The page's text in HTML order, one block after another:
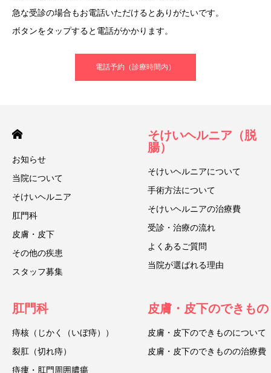
急な受診の場合もお電話いただけるとありがたいです。
ボタンをタップすると電話がかかります。
電話予約（診療時間内）
お知らせ
当院について
そけいヘルニア
肛門科
皮膚・皮下
その他の疾患
スタッフ募集
そけいヘルニア（脱
腸）
そけいヘルニアについて
手術方法について
そけいヘルニアの治療費
受診・治療の流れ
よくあるご質問
当院が選ばれる理由
肛門科
痔核（じかく（いぼ痔））
裂肛（切れ痔）
痔瘻・肛門周囲膿瘍
皮膚・皮下のできもの
皮膚・皮下のできものについて
皮膚・皮下のできものの治療費